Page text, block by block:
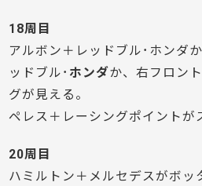
18周目
アルボン＋レッドブル･ホンダ
ッドブル･ ホンダか、右フロン
グが見える。
ペレス＋レーシングポイントが
20周目
ハミルトン＋メルセデスがボッ